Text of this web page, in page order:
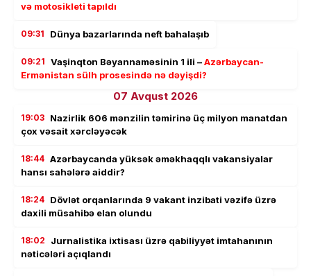
və motosikleti tapıldı
09:31 Dünya bazarlarında neft bahalaşıb
09:21 Vaşinqton Bəyannaməsinin 1 ili –Azərbaycan-
Ermənistan sülh prosesində nə dəyişdi?
07 Avqust 2026
19:03 Nazirlik 606 mənzilin təmirinə üç milyon manatdan
çox vəsait xərcləyəcək
18:44 Azərbaycanda yüksək əməkhaqqlı vakansiyalar
hansı sahələrə aiddir?
18:24 Dövlət orqanlarında 9 vakant inzibati vəzifə üzrə
daxili müsahibə elan olundu
18:02
Jurnalistika ixtisası üzrə qabiliyyət imtahanının
nəticələri açıqlandı